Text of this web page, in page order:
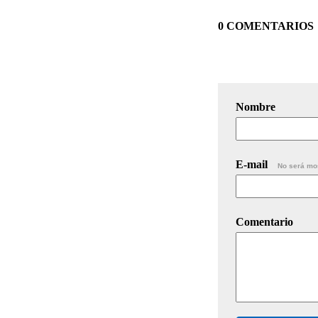
0 COMENTARIOS
Nombre
E-mail No será
Comentario